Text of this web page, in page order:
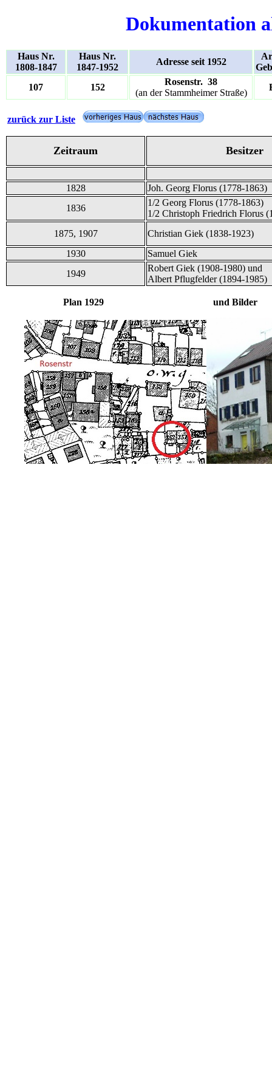
Dokumentation
Haus Nr.
1808-1847
Haus Nr.
1847-1952
Adresse seit 1952
107
152
Rosenstr. 38
(an der Stammheimer Straße)
zurück zur Liste
Zeitraum Besitzer
1828 Joh. Georg Florus (1778-1863)
1836
1/2 Georg Florus (1778-1863)
1/2 Christoph Friedrich Florus
1875, 1907
Christian Giek (1838-1923)
1930
Samuel Giek
1949
Robert Giek (1908-1980) und
Albert Pflugfelder (1894-1985)
Plan 1929 und Bilder